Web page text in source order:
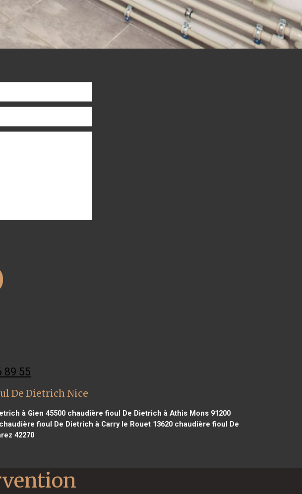
89 55
De Dietrich Nice
à Gien 45500chaudière fioul De Dietrich à Athis Mons 91200
fioul De Dietrich à Carry le Rouet 13620chaudière fioul De
42270